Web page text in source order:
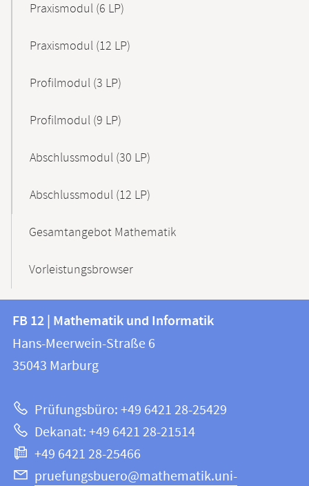
Praxismodul (6 LP)
Praxismodul (12 LP)
Profilmodul (3 LP)
Profilmodul (9 LP)
Abschlussmodul (30 LP)
Abschlussmodul (12 LP)
Gesamtangebot Mathematik
Vorleistungsbrowser
Kontakt
und
Informationen
Website
FB
12
|
und
Informatik
FB 12 | Mathematik und Informatik
Hans-Meerwein-Straße 6
35043 Marburg
Prüfungsbüro: +49 6421 28-25429
Dekanat: +49 6421 28-21514
+49 6421 28-25466
pruefungsbuero@mathematik.uni-